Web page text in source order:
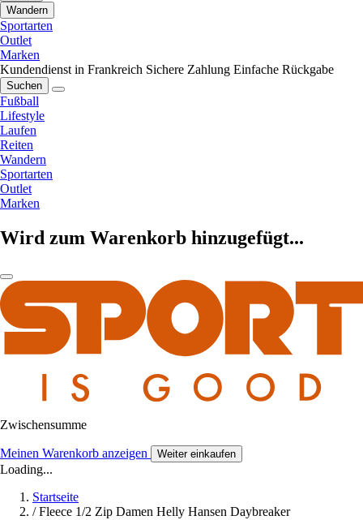
Wandern
Sportarten
Outlet
Marken
Kundendienst in Frankreich Sichere Zahlung Einfache Rückgabe
Suchen
Fußball
Lifestyle
Laufen
Reiten
Wandern
Sportarten
Outlet
Marken
Wird zum Warenkorb hinzugefügt...
Zwischensumme
Meinen Warenkorb anzeigen Weiter einkaufen
Loading...
Startseite
/ Fleece 1/2 Zip Damen Helly Hansen Daybreaker